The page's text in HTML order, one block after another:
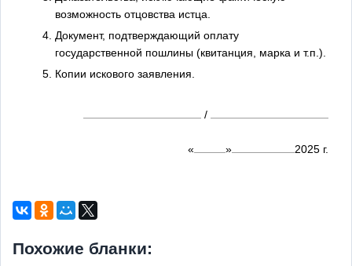
возможность отцовства истца.
Документ, подтверждающий оплату
государственной пошлины (квитанция, марка и т.п.).
Копии искового заявления.
/
« » 2025 г.
Похожие бланки: